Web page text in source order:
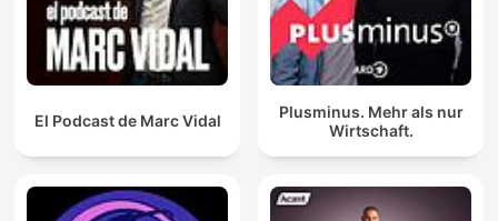
El Podcast de Marc Vidal
Plusminus. Mehr als nur
Wirtschaft.